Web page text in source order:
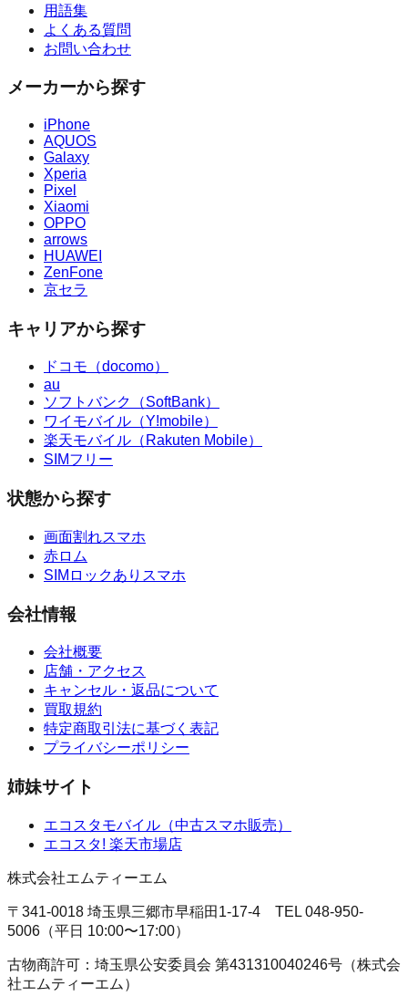
用語集
よくある質問
お問い合わせ
メーカーから探す
iPhone
AQUOS
Galaxy
Xperia
Pixel
Xiaomi
OPPO
arrows
HUAWEI
ZenFone
京セラ
キャリアから探す
ドコモ（docomo）
au
ソフトバンク（SoftBank）
ワイモバイル（Y!mobile）
楽天モバイル（Rakuten Mobile）
SIMフリー
状態から探す
画面割れスマホ
赤ロム
SIMロックありスマホ
会社情報
会社概要
店舗・アクセス
キャンセル・返品について
買取規約
特定商取引法に基づく表記
プライバシーポリシー
姉妹サイト
エコスタモバイル （中古スマホ販売）
エコスタ! 楽天市場店
株式会社エムティーエム
〒341-0018 埼玉県三郷市早稲田1-17-4 TEL 048-950-
5006 （平日 10:00〜17:00）
古物商許可： 埼玉県公安委員会 第431310040246号 （株式会
社エムティーエム ）